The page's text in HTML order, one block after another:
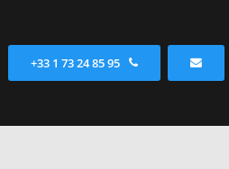
+33 1 73 24 85 95